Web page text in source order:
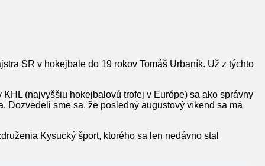
SR v hokejbale do 19 rokov Tomáš Urbaník. Už z týchto
(najvyššiu hokejbalovú trofej v Európe) sa ako správny
Dozvedeli sme sa, že posledný augustový víkend sa má
Kysucký šport, ktorého sa len nedávno stal